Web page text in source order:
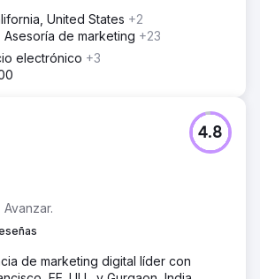
United States +2
Asesoría de marketing +23
electrónico +3
4.8
de marketing digital líder con